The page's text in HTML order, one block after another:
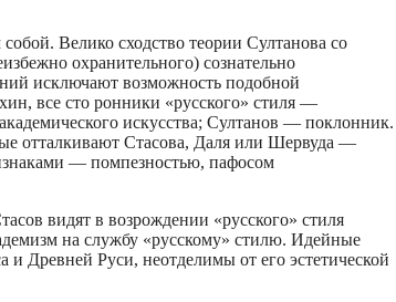
Велико сходство теории Султанова со
охранительного) сознательно
исключают возможность подобной
все сто­ ронники «русского» стиля —
искусства; Султанов — поклонник.
отталкивают Стасова, Даля или Шервуда —
— помпезностью, пафосом
видят в возрождении «русского» стиля
на службу «русскому» стилю. Идейные
и Древней Руси, неотделимы от его эстетической